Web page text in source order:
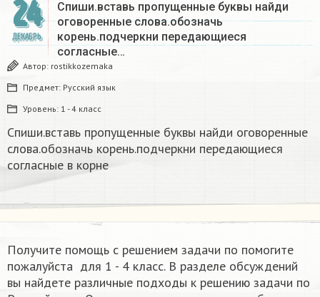
24
ДЕКАБРЬ
Спиши.вставь пропущенные буквы найди
оговоренные слова.обозначь
корень.подчеркни передающиеся
согласные…
Автор: rostikkozemaka
Предмет: Русский язык
Уровень: 1 - 4 класс
Спиши.вставь пропущенные буквы найди оговоренные
слова.обозначь корень.подчеркни передающиеся
согласные в корне
Получите помощь с решением задачи по помогите
пожалуйста ​ для 1 - 4 класс. В разделе обсуждений
вы найдете различные подходы к решению задачи по